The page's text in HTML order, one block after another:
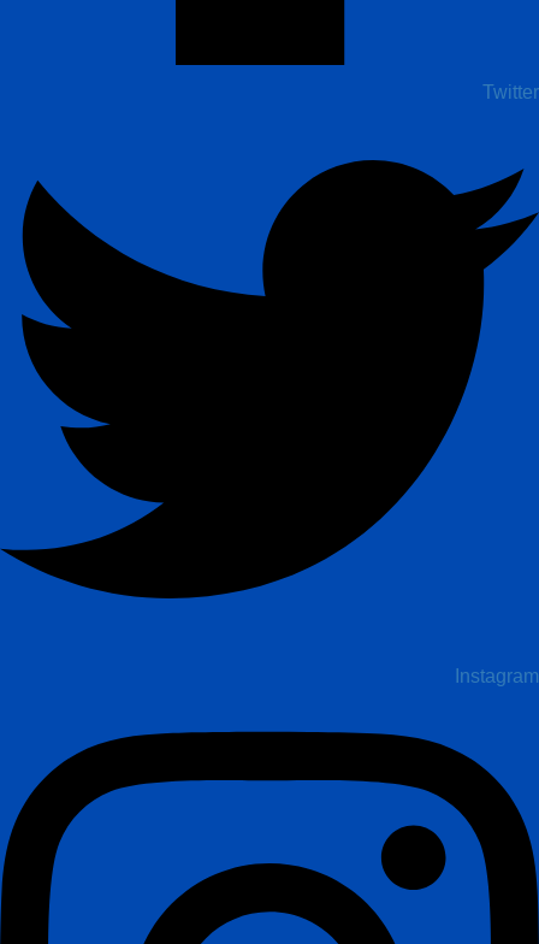
Twitter
Instagram